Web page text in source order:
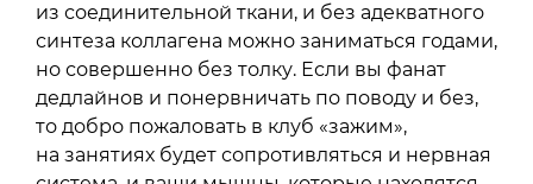
из соединительной ткани, и без адекватного
синтеза коллагена можно заниматься годами,
но совершенно без толку. Если вы фанат
дедлайнов и понервничать по поводу и без,
то добро пожаловать в клуб «зажим»,
на занятиях будет сопротивляться и нервная